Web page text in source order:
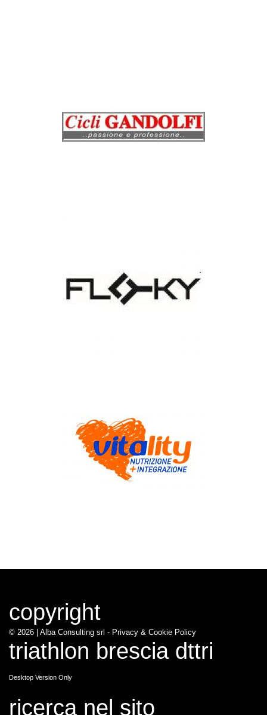
copyright
© 2026 | Alba Consulting srl - Privacy & Cookie Policy
triathlon brescia dttri
Desktop Version Only
ricerca nel sito